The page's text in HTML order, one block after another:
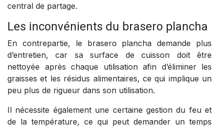
central de partage.
Les inconvénients du brasero plancha
En contrepartie, le brasero plancha demande plus
d’entretien, car sa surface de cuisson doit être
nettoyée après chaque utilisation afin d’éliminer les
graisses et les résidus alimentaires, ce qui implique un
peu plus de rigueur dans son utilisation.
Il nécessite également une certaine gestion du feu et
de la température, ce qui peut demander un temps